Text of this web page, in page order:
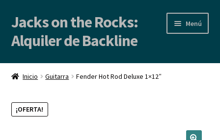
Ir
a
la
Ir
al
contenido
Jacks on the Rocks:
Alquiler de Backline
Menú
Inicio
Locales de Ensayo
Inicio Guitarra Fender Hot Rod Deluxe 1×12″
¡OFERTA!